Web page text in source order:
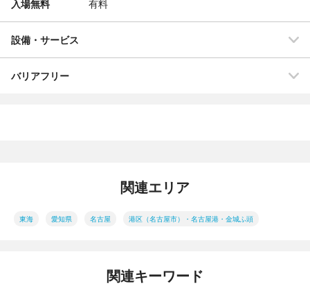
入場無料 有料
設備・サービス
バリアフリー
関連エリア
東海 愛知県 名古屋 港区（名古屋市）・名古屋港・金城ふ頭
関連キーワード